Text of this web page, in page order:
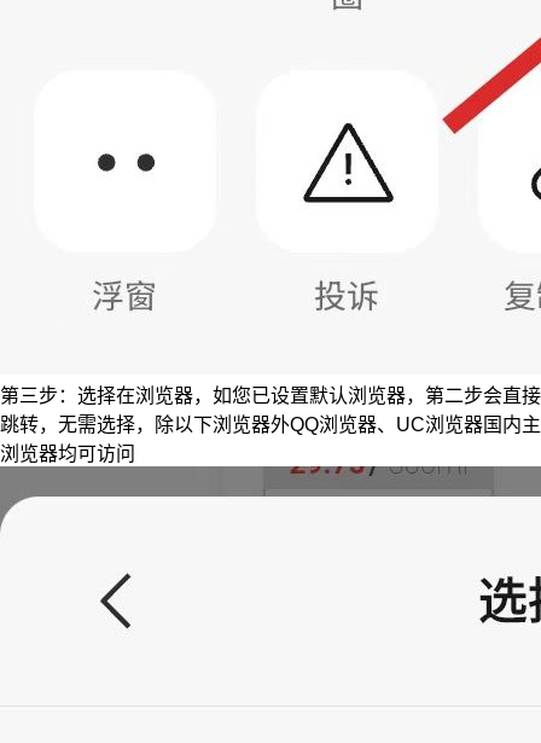
第三步：选择在浏览器，如您已设置默认浏览器，第二步会直接
跳转，无需选择，除以下浏览器外QQ浏览器、UC浏览器国内主
浏览器均可访问